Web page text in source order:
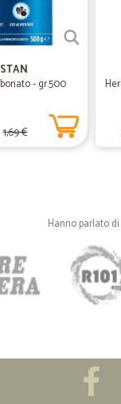
- gr.500
1,69 €
Hanno parlato